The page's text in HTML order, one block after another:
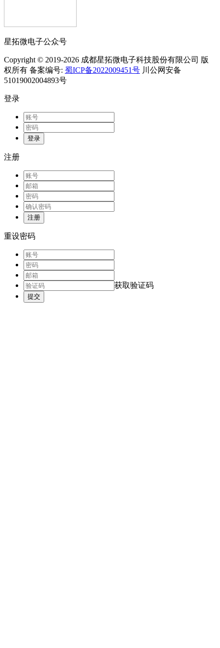
星拓微电子公众号
Copyright © 2019-2026 成都星拓微电子科技股份有限公司 版
权所有 备案编号: 蜀ICP备2022009451号 川公网安备
51019002004893号
登录
登录
注册
注册
重设密码
获取验证码
提交